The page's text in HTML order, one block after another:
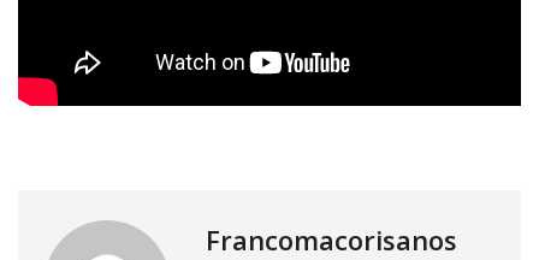
Francomacorisanos